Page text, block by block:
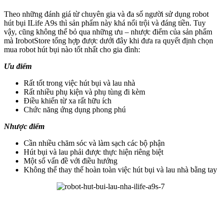
Theo những đánh giá từ chuyên gia và đa số người sử dụng robot
hút bụi ILife A9s thì sản phẩm này khá nổi trội và đáng tiền. Tuy
vậy, cũng không thể bỏ qua những ưu – nhược điểm của sản phẩm
mà IrobotStore tổng hợp được dưới đây khi đưa ra quyết định chọn
mua robot hút bụi nào tốt nhất cho gia đình:
Ưu điểm
Rất tốt trong việc hút bụi và lau nhà
Rất nhiều phụ kiện và phụ tùng đi kèm
Điều khiển từ xa rất hữu ích
Chức năng ứng dụng phong phú
Nhược điểm
Cần nhiều chăm sóc và làm sạch các bộ phận
Hút bụi và lau phải được thực hiện riêng biệt
Một số vấn đề với điều hướng
Không thể thay thế hoàn toàn việc hút bụi và lau nhà bằng tay